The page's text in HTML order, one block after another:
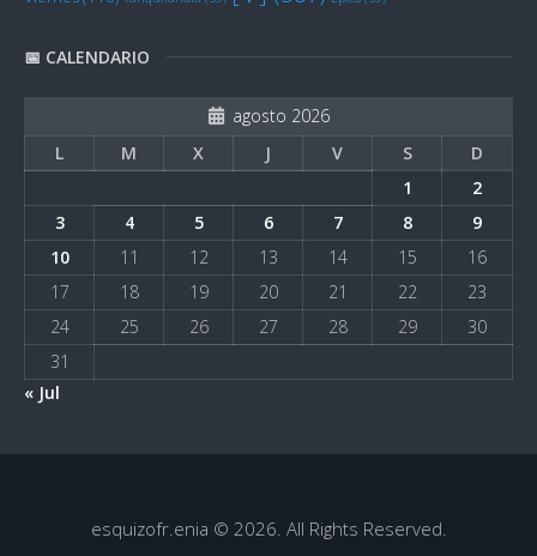
📅 CALENDARIO
agosto 2026
L
M X J V S
D
1
2
3
4 5 6 7 8
9
10
11 12 13 14 15
16
17
18 19 20 21 22
23
24
25 26 27 28 29
30
31
« Jul
esquizofr.enia © 2026. All Rights Reserved.